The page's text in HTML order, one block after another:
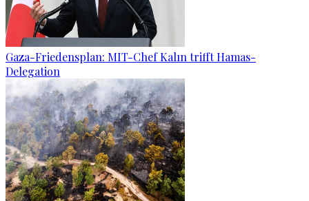
Gaza-Friedensplan: MIT-Chef Kalın trifft Hamas-
Delegation